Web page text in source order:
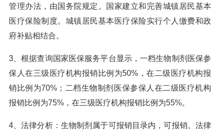
管理办法，由国务院规定。国家建立和完善城镇居民基本
医疗保险制度。城镇居民基本医疗保险实行个人缴费和政
府补贴相结合。
3、根据查询国家医保服务平台显示，一档生物制剂医保参
保人在三级医疗机构报销比例为50%，在二级医疗机构报
销比例为70%；二档生物制剂医保参保人在二级医疗机构
报销比例为75%，在三级医疗机构报销比例为55%。
4、法律分析：生物制剂属于可报销目录内，可报销。法律